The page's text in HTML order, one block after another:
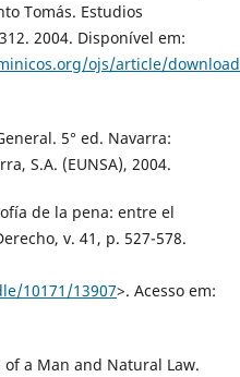
Tomás. Estudios
2004. Disponível em:
ojs/article/
5° ed. Navarra:
S.A. (EUNSA), 2004.
de la pena: entre el
v. 41, p. 527-578.
10171/13907>. Acesso em:
of a Man and Natural Law.